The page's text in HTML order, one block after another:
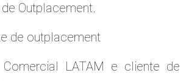
Outplacement.
de outplacement
LATAM e cliente de